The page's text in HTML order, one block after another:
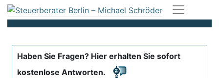
Haben Sie Fragen? Hier erhalten Sie sofort
kostenlose Antworten.